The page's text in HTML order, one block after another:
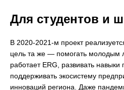
Для студентов и
В 2020-2021-м проект
цель та же — помогать молодым
работает ERG, развивать
поддерживать экосистему
инноваций региона. Даже